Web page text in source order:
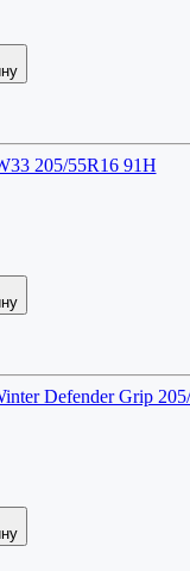
205/55R16 91H
Defender Grip